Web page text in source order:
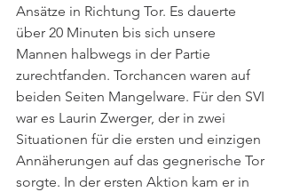
Ansätze in Richtung Tor. Es dauerte
über 20 Minuten bis sich unsere
Mannen halbwegs in der Partie
zurechtfanden. Torchancen waren auf
beiden Seiten Mangelware. Für den SVI
war es Laurin Zwerger, der in zwei
Situationen für die ersten und einzigen
Annäherungen auf das gegnerische Tor
sorgte. In der ersten Aktion kam er in